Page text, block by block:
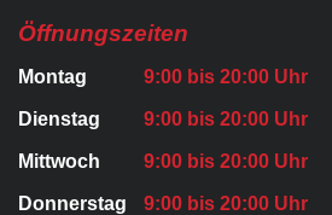
Öffnungszeiten
Montag 9:00 bis 20:00 Uhr
Dienstag 9:00 bis 20:00 Uhr
Mittwoch 9:00 bis 20:00 Uhr
Donnerstag 9:00 bis 20:00 Uhr